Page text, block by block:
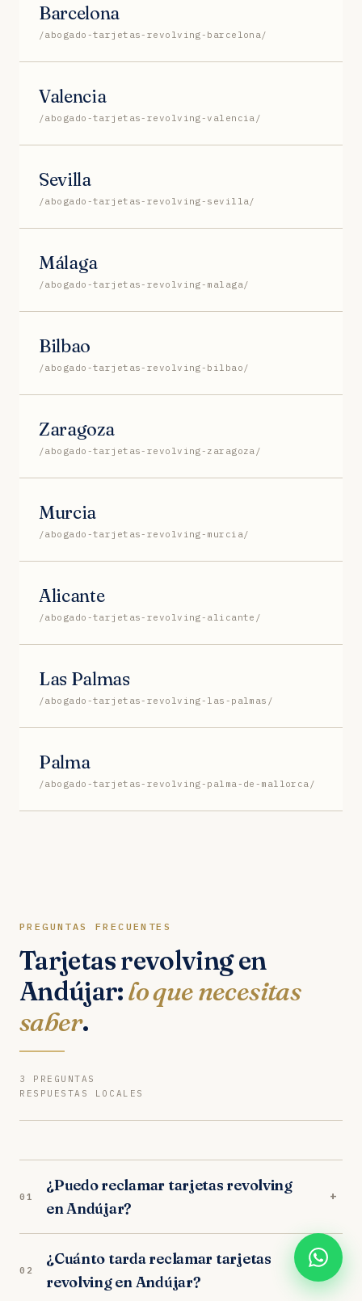
Barcelona
/abogado-tarjetas-revolving-barcelona/
Valencia
/abogado-tarjetas-revolving-valencia/
Sevilla
/abogado-tarjetas-revolving-sevilla/
Málaga
/abogado-tarjetas-revolving-malaga/
Bilbao
/abogado-tarjetas-revolving-bilbao/
Zaragoza
/abogado-tarjetas-revolving-zaragoza/
Murcia
/abogado-tarjetas-revolving-murcia/
Alicante
/abogado-tarjetas-revolving-alicante/
Las Palmas
/abogado-tarjetas-revolving-las-palmas/
Palma
/abogado-tarjetas-revolving-palma-de-mallorca/
PREGUNTAS FRECUENTES
Tarjetas revolving en
Andújar:lo que necesitas
saber.
3 PREGUNTAS
RESPUESTAS LOCALES
01
¿Puedo reclamar tarjetas revolving
en Andújar?
+
especialistas en tarjetas revolving. Analizamos tu
caso gratuitamente y trabajamos orientados a
02
¿Cuánto tarda reclamar tarjetas
revolving en Andújar?